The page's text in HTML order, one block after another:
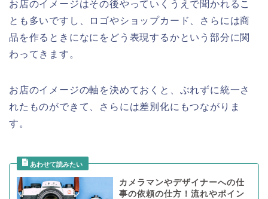
お店のイメージはその後やっていくうえで聞かれるこ
とも多いですし、ロゴやショップカード、さらには商
品を作るときになにをどう表現するかという部分に関
わってきます。
お店のイメージの軸を決めておくと、ぶれずに統一さ
れたものができて、さらには差別化にもつながりま
す。
カメラマンやデザイナーへの仕
事の依頼の仕方！流れやポイン